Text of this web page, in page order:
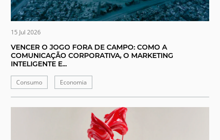
15 Jul 2026
VENCER O JOGO FORA DE CAMPO: COMO A
COMUNICAÇÃO CORPORATIVA, O MARKETING
INTELIGENTE E...
Consumo Economia